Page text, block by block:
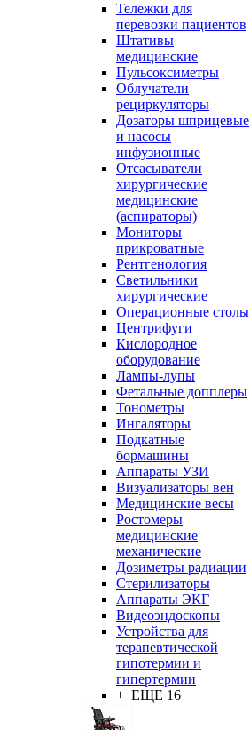
Тележки для
перевозки пациентов
Штативы
медицинские
Пульсоксиметры
Облучатели
рециркуляторы
Дозаторы шприцевые
и насосы
инфузионные
Отсасыватели
хирургические
медицинские
(аспираторы)
Мониторы
прикроватные
Рентгенология
Светильники
хирургические
Операционные столы
Центрифуги
Кислородное
оборудование
Лампы-лупы
Фетальные допплеры
Тонометры
Ингаляторы
Подкатные
бормашины
Аппараты УЗИ
Визуализаторы вен
Медицинские весы
Ростомеры
медицинские
механические
Дозиметры радиации
Стерилизаторы
Аппараты ЭКГ
Видеоэндоскопы
Устройства для
терапевтической
гипотермии и
гипертермии
+ ЕЩЕ 16